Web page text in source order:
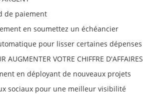
de paiement
en soumettez un échéancier
pour lisser certaines dépenses
AUGMENTER VOTRE CHIFFRE D'AFFAIRES
en déployant de nouveaux projets
sociaux pour une meilleur visibilité